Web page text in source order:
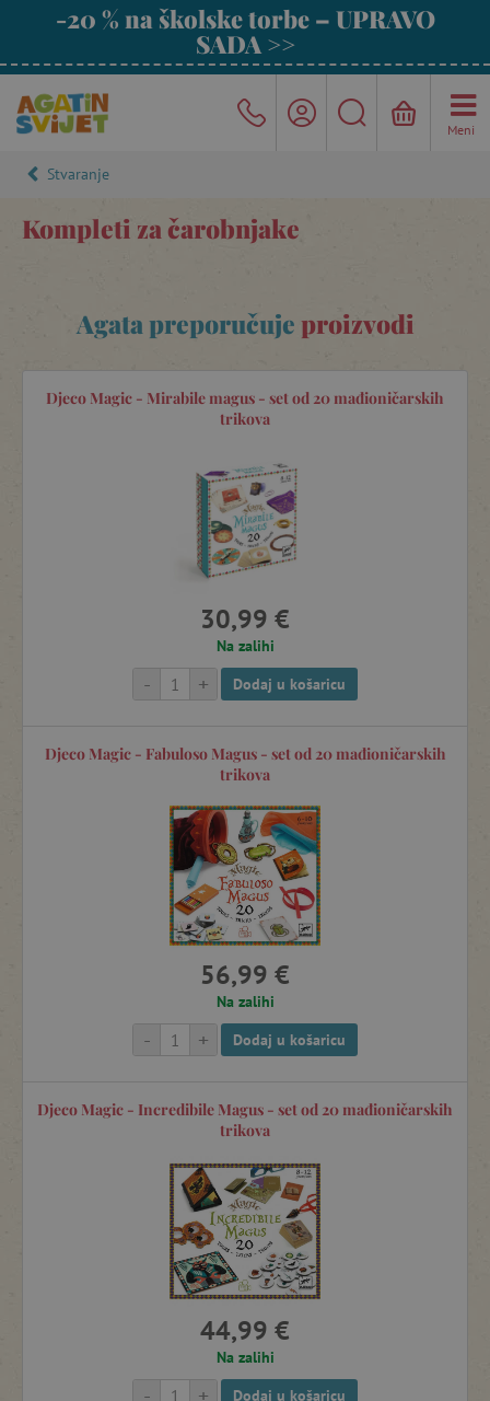
-20 % na školske torbe – UPRAVO
SADA >>
Meni
Stvaranje
Kompleti za čarobnjake
Agata preporučujeproizvodi
Djeco Magic - Mirabile magus - set od 20 mađioničarskih
trikova
30,99 €
Na zalihi
+
- Dodaj u košaricu
Djeco Magic - Fabuloso Magus - set od 20 mađioničarskih
trikova
56,99 €
Na zalihi
+
- Dodaj u košaricu
Djeco Magic - Incredibile Magus - set od 20 mađioničarskih
trikova
44,99 €
Na zalihi
Dodaj u košaricu